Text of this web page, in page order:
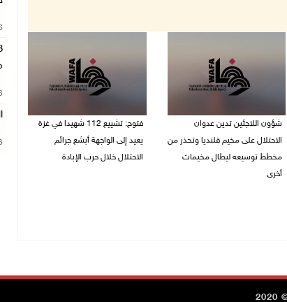
شؤون اللاجئين تدين عدوان
الاحتلال على مخيم قلنديا وتحذر من
مخطط توسيعه ليطال مخيمات
أخرى
فتوح: تشييع 112 شهيدا في غزة
يعيد إلى الواجهة أبشع جرائم
الاحتلال خلال حرب الإبادة